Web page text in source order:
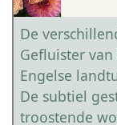
De
Gefluister
Engelse
De subtiel
troostende